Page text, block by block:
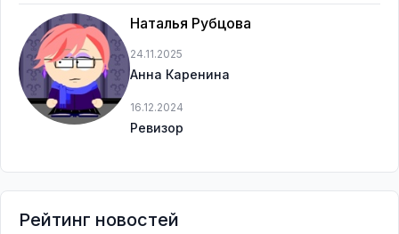
Наталья Рубцова
24.11.2025
Анна Каренина
16.12.2024
Ревизор
Рейтинг новостей